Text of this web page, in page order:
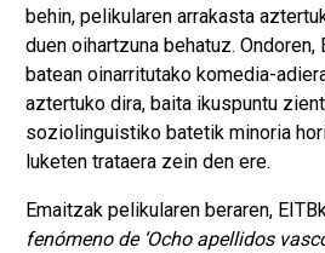
behin, pelikularen arrakasta
duen oihartzuna behatuz. Ondoren,
batean oinarritutako komedia-
aztertuko dira, baita ikuspuntu
soziolinguistiko batetik minoria
luketen trataera zein den ere.
Emaitzak pelikularen beraren,
fenómeno de ‘Ocho apellidos